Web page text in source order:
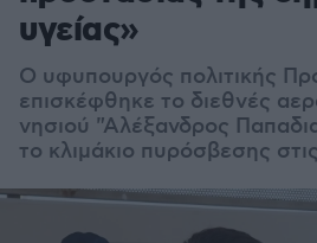
υγείας»
Ο υφυπουργός πολιτικής
επισκέφθηκε το διεθνές
νησιού "Αλέξανδρος
το κλιμάκιο πυρόσβεσης